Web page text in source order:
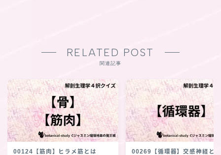
RELATED POST
関連記事
00124【筋肉】ヒラメ筋とは
00269【循環器】交感神経と